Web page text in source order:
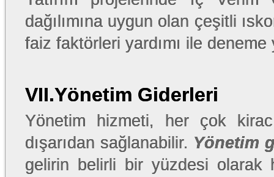
dağılımına uygun olan çeşitli
faiz faktörleri yardımı ile
VII.Yönetim Giderleri
Yönetim hizmeti, her çok
dışarıdan sağlanabilir. Yönetim
gelirin belirli bir yüzdesi olarak